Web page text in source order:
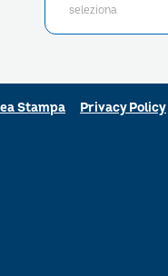
Stampa Privacy Policy